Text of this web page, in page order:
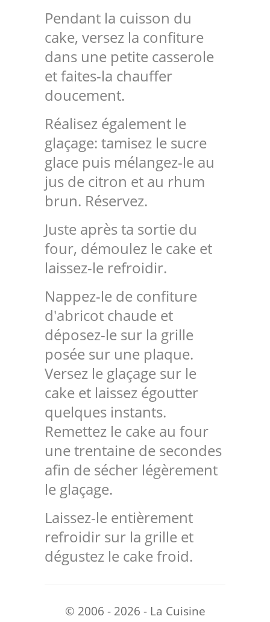
Pendant la cuisson du
cake, versez la confiture
dans une petite casserole
et faites-la chauffer
doucement.
Réalisez également le
glaçage: tamisez le sucre
glace puis mélangez-le au
jus de citron et au rhum
brun. Réservez.
Juste après ta sortie du
four, démoulez le cake et
laissez-le refroidir.
Nappez-le de confiture
d'abricot chaude et
déposez-le sur la grille
posée sur une plaque.
Versez le glaçage sur le
cake et laissez égoutter
quelques instants.
Remettez le cake au four
une trentaine de secondes
afin de sécher légèrement
le glaçage.
Laissez-le entièrement
refroidir sur la grille et
dégustez le cake froid.
© 2006 - 2026 - La Cuisine